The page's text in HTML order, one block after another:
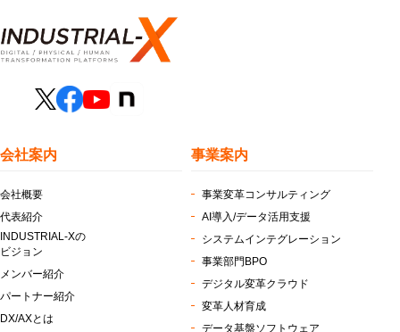
会社案内
会社概要
代表紹介
INDUSTRIAL-Xの
ビジョン
メンバー紹介
パートナー紹介
DX/AXとは
事業案内
事業変革コンサルティング
AI導入/データ活用支援
システムインテグレーション
事業部門BPO
デジタル変革クラウド
変革人材育成
データ基盤ソフトウェア